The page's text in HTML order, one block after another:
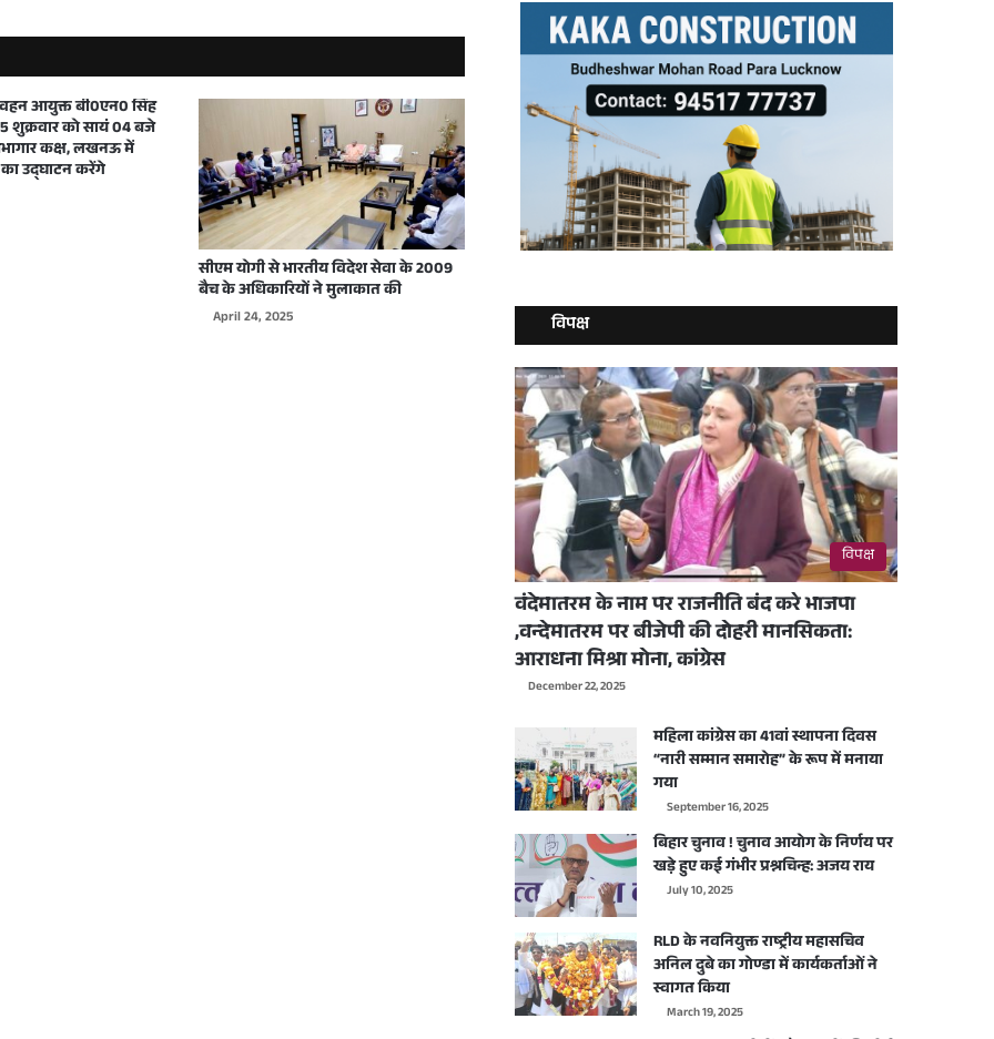
मुख्यमंत्री ने शारदीय नवरात्रि में महाअष्टमी एवं महानवमी के अवसर पर प्रदेशवासियों को हार्दिक बधाई और शुभकामनाएं दीं
दिल्ली में WJAI द्वारा आयोजित होने वाले कार्यक्रम के लिए उत्तर प्रदेश के मुख्यमंत्री योगी आदित्यनाथ को दिया गया आमंत्रण
आयुक्त बी0एन0 सिंह
शुक्रवार को सायं 04 बजे
कक्ष, लखनऊ में
उद्घाटन करेंगे
सीएम योगी से भारतीय विदेश सेवा के 2009
बैच के अधिकारियों ने मुलाकात की
April 24, 2025 विपक्ष
विपक्ष
वंदेमातरम के नाम पर राजनीति बंद करे भाजपा
,वन्देमातरम पर बीजेपी की दोहरी मानसिकता:
आराधना मिश्रा मोना, कांग्रेस
December 22, 2025
महिला कांग्रेस का 41वां स्थापना दिवस
“नारी सम्मान समारोह” के रूप में मनाया
गया
September 16, 2025
बिहार चुनाव ! चुनाव आयोग के निर्णय पर
खड़े हुए कई गंभीर प्रश्नचिन्ह: अजय राय
July 10, 2025
RLD के नवनियुक्त राष्ट्रीय महासचिव
अनिल दुबे का गोण्डा में कार्यकर्ताओं ने
स्वागत किया
March 19, 2025